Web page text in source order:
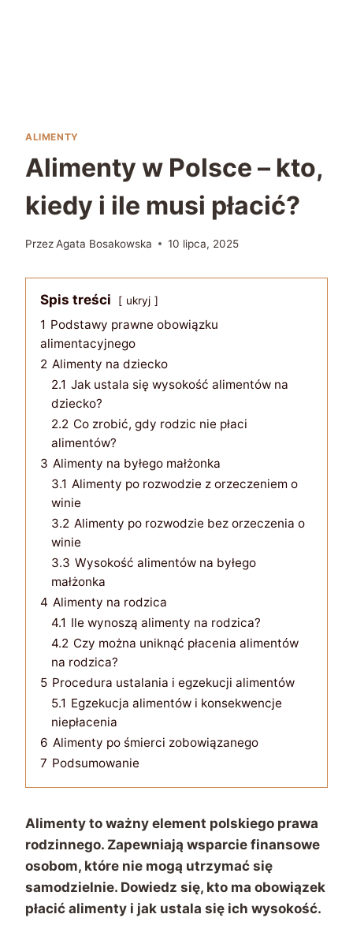
ALIMENTY
Alimenty w Polsce – kto,
kiedy i ile musi płacić?
PrzezAgata Bosakowska 10 lipca, 2025
Spis treści ukryj
1 Podstawy prawne obowiązku
alimentacyjnego
2 Alimenty na dziecko
2.1 Jak ustala się wysokość alimentów na
dziecko?
2.2 Co zrobić, gdy rodzic nie płaci
alimentów?
3 Alimenty na byłego małżonka
3.1 Alimenty po rozwodzie z orzeczeniem o
winie
3.2 Alimenty po rozwodzie bez orzeczenia o
winie
3.3 Wysokość alimentów na byłego
małżonka
4 Alimenty na rodzica
4.1 Ile wynoszą alimenty na rodzica?
4.2 Czy można uniknąć płacenia alimentów
na rodzica?
5 Procedura ustalania i egzekucji alimentów
5.1 Egzekucja alimentów i konsekwencje
niepłacenia
6 Alimenty po śmierci zobowiązanego
7 Podsumowanie
Alimenty to ważny element polskiego prawa
rodzinnego. Zapewniają wsparcie finansowe
osobom, które nie mogą utrzymać się
samodzielnie. Dowiedz się, kto ma obowiązek
płacić alimenty i jak ustala się ich wysokość.